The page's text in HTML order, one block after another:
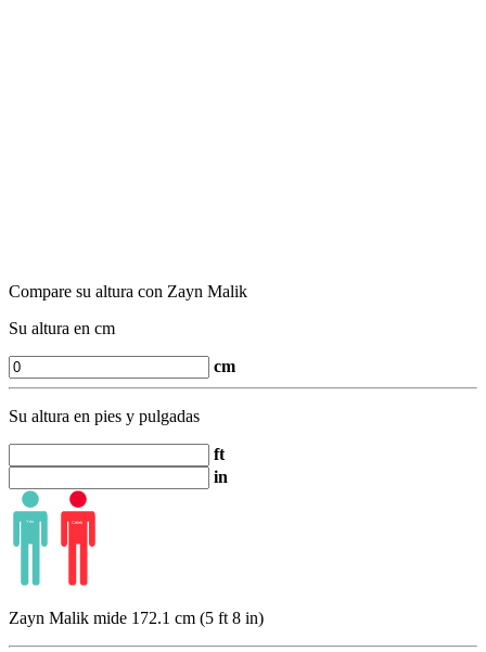
Compare su altura con Zayn Malik
Su altura en cm
cm
Su altura en pies y pulgadas
ft
in
Zayn Malik mide 172.1 cm (5 ft 8 in)